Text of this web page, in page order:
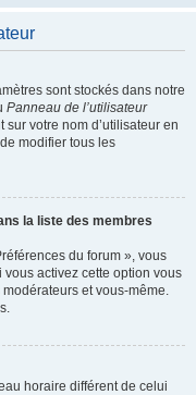
sont stockés dans notre
Panneau de l’utilisateur
votre nom d’utilisateur en
modifier tous les
la liste des membres
du forum », vous
vous activez cette option vous
et vous-même.
horaire différent de celui